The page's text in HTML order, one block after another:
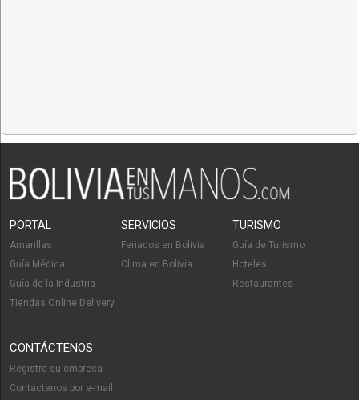
PORTAL
Amarillas
Guía Médica
Guía de la Industria
Tiendas Online Delivery
SERVICIOS
Feriados en Bolivia
Clima en Bolivia
TURISMO
Guía de Turismo
Hoteles
Restaurantes
CONTÁCTENOS
Registre su empresa
Contáctenos por e-mail